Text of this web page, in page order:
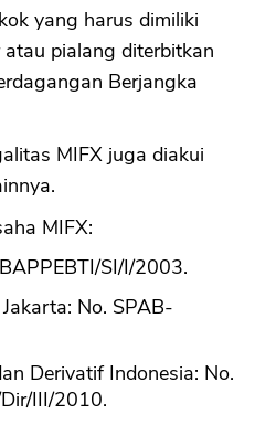
yang harus dimiliki
pialang diterbitkan
Berjangka
MIFX juga diakui
MIFX:
SI/I/2003.
No. SPAB-
Derivatif Indonesia: No.
III/2010.